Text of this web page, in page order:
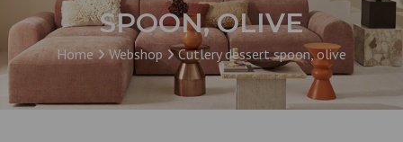
SPOON, OLIVE
Home Webshop Cutlery dessert spoon, olive